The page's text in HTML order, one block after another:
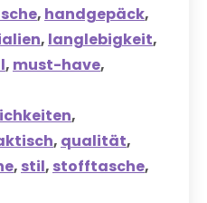
, handgepäck,
, langlebigkeit,
, must-have,
,
, qualität,
, stil, stofftasche,